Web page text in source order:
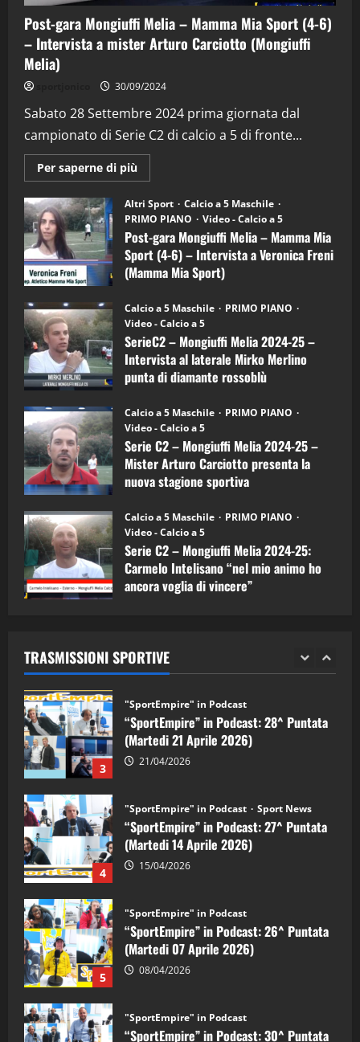
Post-gara Mongiuffi Melia – Mamma Mia Sport (4-6)
– Intervista a mister Arturo Carciotto (Mongiuffi
Melia)
30/09/2024
Sabato 28 Settembre 2024 prima giornata dal
campionato di Serie C2 di calcio a 5 di fronte...
Per saperne di più
informazioni
Post-
gara
Mongiuffi
Melia
–
Mamma
Mia
Sport
6)
–
Intervista
a
mister
Arturo
Carciotto
(Mongiuffi
Altri Sport
Calcio a 5 Maschile
PRIMO PIANO
Video - Calcio a 5
Post-gara Mongiuffi Melia – Mamma Mia
Sport (4-6) – Intervista a Veronica Freni
(Mamma Mia Sport)
Calcio a 5 Maschile
PRIMO PIANO
Video - Calcio a 5
SerieC2 – Mongiuffi Melia 2024-25 –
Intervista al laterale Mirko Merlino
punta di diamante rossoblù
Calcio a 5 Maschile
PRIMO PIANO
Video - Calcio a 5
Serie C2 – Mongiuffi Melia 2024-25 –
Mister Arturo Carciotto presenta la
nuova stagione sportiva
Calcio a 5 Maschile
PRIMO PIANO
Video - Calcio a 5
Serie C2 – Mongiuffi Melia 2024-25:
Carmelo Intelisano “nel mio animo ho
ancora voglia di vincere”
TRASMISSIONI SPORTIVE
2
“SportEmpire” in Podcast: 29^ Puntata
(Martedi 28 Aprile 2026)
28/04/2026
3
"SportEmpire" in Podcast
“SportEmpire” in Podcast: 28^ Puntata
(Martedi 21 Aprile 2026)
21/04/2026
4
“SportEmpire” in Podcast: 27^ Puntata
(Martedi 14 Aprile 2026)
15/04/2026
5
“SportEmpire” in Podcast: 26^ Puntata
(Martedi 07 Aprile 2026)
08/04/2026
1
“SportEmpire” in Podcast: 30^ Puntata
(Martedi 05 Maggio 2026)
08/05/2026
2 28/04/2026
3
"SportEmpire" in Podcast
“SportEmpire” in Podcast: 28^ Puntata
(Martedi 21 Aprile 2026)
21/04/2026
4
"SportEmpire" in Podcast Sport News
“SportEmpire” in Podcast: 27^ Puntata
(Martedi 14 Aprile 2026)
15/04/2026
5
"SportEmpire" in Podcast
“SportEmpire” in Podcast: 26^ Puntata
(Martedi 07 Aprile 2026)
08/04/2026
"SportEmpire" in Podcast
“SportEmpire” in Podcast: 30^ Puntata